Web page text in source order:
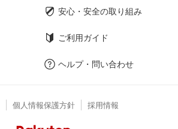
安心・安全の取り組み
ご利用ガイド
ヘルプ・問い合わせ
個人情報保護方針 採用情報